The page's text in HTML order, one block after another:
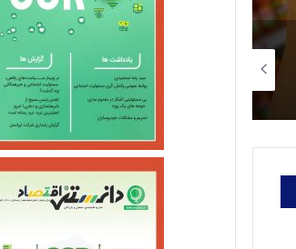
اردیبهشت ۲۷, ۱۴۰۵ اسفند ۴, ۱۴۰۴
سومین واحد بخار نیروگاه عسلویه در آستانه اتصال به شبکه